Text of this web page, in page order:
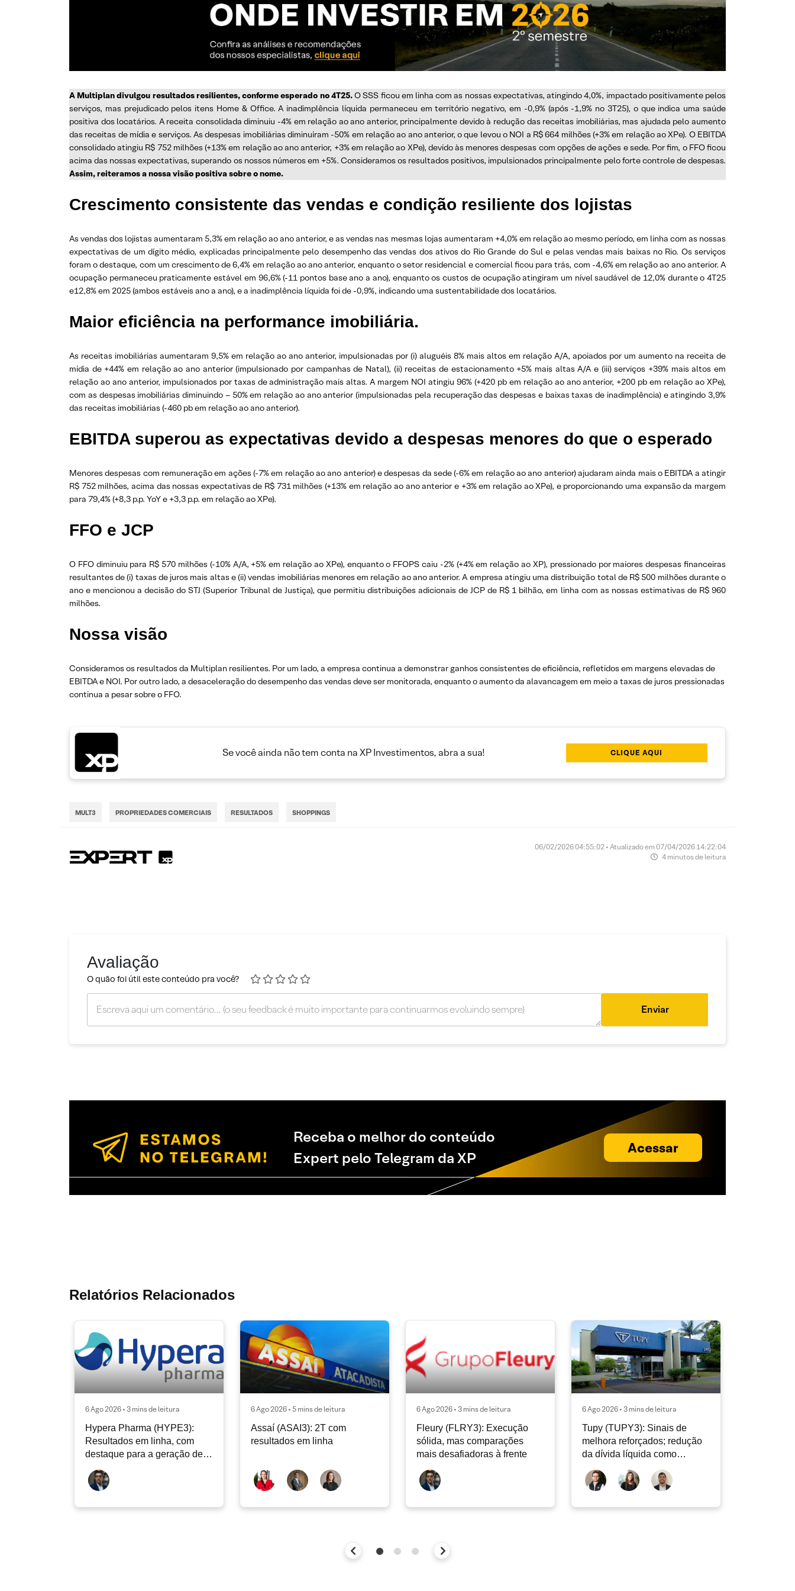
A Multiplan divulgou resultados resilientes, conforme esperado no 4T25.O SSS ficou em linha com as nossas expectativas, atingindo 4,0%, impactado positivamente pelos
serviços, mas prejudicado pelos itens Home & Office. A inadimplência líquida permaneceu em território negativo, em -0,9% (após -1,9% no 3T25), o que indica uma saúde
positiva dos locatários. A receita consolidada diminuiu -4% em relação ao ano anterior, principalmente devido à redução das receitas imobiliárias, mas ajudada pelo aumento
das receitas de mídia e serviços. As despesas imobiliárias diminuíram -50% em relação ao ano anterior, o que levou o NOI a R$ 664 milhões (+3% em relação ao XPe). O EBITDA
consolidado atingiu R$ 752 milhões (+13% em relação ao ano anterior, +3% em relação ao XPe), devido às menores despesas com opções de ações e sede. Por fim, o FFO ficou
acima das nossas expectativas, superando os nossos números em +5%. Consideramos os resultados positivos, impulsionados principalmente pelo forte controle de despesas.
Assim, reiteramos a nossa visão positiva sobre o nome.
Crescimento consistente das vendas e condição resiliente dos lojistas
As vendas dos lojistas aumentaram 5,3% em relação ao ano anterior, e as vendas nas mesmas lojas aumentaram +4,0% em relação ao mesmo período, em linha com as nossas
expectativas de um dígito médio, explicadas principalmente pelo desempenho das vendas dos ativos do Rio Grande do Sul e pelas vendas mais baixas no Rio. Os serviços
foram o destaque, com um crescimento de 6,4% em relação ao ano anterior, enquanto o setor residencial e comercial ficou para trás, com -4,6% em relação ao ano anterior. A
ocupação permaneceu praticamente estável em 96,6% (-11 pontos base ano a ano), enquanto os custos de ocupação atingiram um nível saudável de 12,0% durante o 4T25
e12,8% em 2025 (ambos estáveis ano a ano), e a inadimplência líquida foi de -0,9%, indicando uma sustentabilidade dos locatários.
Maior eficiência na performance imobiliária.
As receitas imobiliárias aumentaram 9,5% em relação ao ano anterior, impulsionadas por (i) aluguéis 8% mais altos em relação A/A, apoiados por um aumento na receita de
mídia de +44% em relação ao ano anterior (impulsionado por campanhas de Natal), (ii) receitas de estacionamento +5% mais altas A/A e (iii) serviços +39% mais altos em
relação ao ano anterior, impulsionados por taxas de administração mais altas. A margem NOI atingiu 96% (+420 pb em relação ao ano anterior, +200 pb em relação ao XPe),
com as despesas imobiliárias diminuindo – 50% em relação ao ano anterior (impulsionadas pela recuperação das despesas e baixas taxas de inadimplência) e atingindo 3,9%
das receitas imobiliárias (-460 pb em relação ao ano anterior).
EBITDA superou as expectativas devido a despesas menores do que o esperado
Menores despesas com remuneração em ações (-7% em relação ao ano anterior) e despesas da sede (-6% em relação ao ano anterior) ajudaram ainda mais o EBITDA a atingir
R$ 752 milhões, acima das nossas expectativas de R$ 731 milhões (+13% em relação ao ano anterior e +3% em relação ao XPe), e proporcionando uma expansão da margem
para 79,4% (+8,3 p.p. YoY e +3,3 p.p. em relação ao XPe).
FFO e JCP
O FFO diminuiu para R$ 570 milhões (-10% A/A, +5% em relação ao XPe), enquanto o FFOPS caiu -2% (+4% em relação ao XP), pressionado por maiores despesas financeiras
resultantes de (i) taxas de juros mais altas e (ii) vendas imobiliárias menores em relação ao ano anterior. A empresa atingiu uma distribuição total de R$ 500 milhões durante o
ano e mencionou a decisão do STJ (Superior Tribunal de Justiça), que permitiu distribuições adicionais de JCP de R$ 1 bilhão, em linha com as nossas estimativas de R$ 960
milhões.
Nossa visão
Consideramos os resultados da Multiplan resilientes. Por um lado, a empresa continua a demonstrar ganhos consistentes de eficiência, refletidos em margens elevadas de
EBITDA e NOI. Por outro lado, a desaceleração do desempenho das vendas deve ser monitorada, enquanto o aumento da alavancagem em meio a taxas de juros pressionadas
continua a pesar sobre o FFO.
Se você ainda não tem conta na XP Investimentos, abra a sua! CLIQUE AQUI
MULT3 PROPRIEDADES COMERCIAIS RESULTADOS SHOPPINGS
06/02/2026 04:55:02 • Atualizado em 07/04/2026 14:22:04
4 minutos de leitura
Avaliação
O quão foi útil este conteúdo pra você?
Enviar
Receba o melhor do conteúdo
Expert pelo Telegram da XP
Acessar
Relatórios Relacionados
6 Ago 2026 • 3 mins de leitura
Hypera Pharma (HYPE3):
Resultados em linha, com
destaque para a geração de
caixa
6 Ago 2026 • 5 mins de leitura
Assaí (ASAI3): 2T com
resultados em linha
6 Ago 2026 • 3 mins de leitura
Fleury (FLRY3): Execução
sólida, mas comparações
mais desafiadoras à frente
6 Ago 2026 • 3 mins de leitura
Tupy (TUPY3): Sinais de
melhora reforçados; redução
da dívida líquida como
destaque positivo; revisão do
2T26